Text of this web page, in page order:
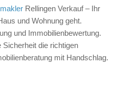
Rellingen Verkauf – Ihr
und Wohnung geht.
und Immobilienbewertung.
Sicherheit die richtigen
mit Handschlag.